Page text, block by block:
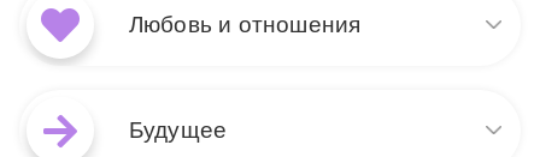
Пентаклей в общих вопросах
глобальные изменения и
Любовь и отношения
2 Пентаклей обещают
Будущее